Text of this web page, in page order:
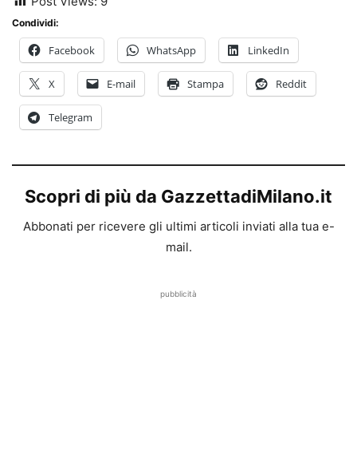
Condividi:
Facebook WhatsApp LinkedIn
X E-mail Stampa Reddit
Telegram
Scopri di più da GazzettadiMilano.it
Abbonati per ricevere gli ultimi articoli inviati alla tua e-
mail.
pubblicità